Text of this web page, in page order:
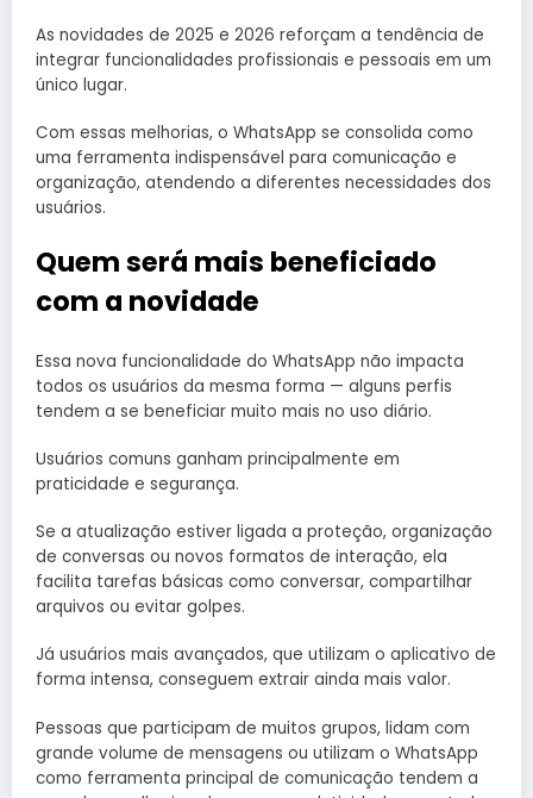
As novidades de 2025 e 2026 reforçam a tendência de
integrar funcionalidades profissionais e pessoais em um
único lugar.
Com essas melhorias, o WhatsApp se consolida como
uma ferramenta indispensável para comunicação e
organização, atendendo a diferentes necessidades dos
usuários.
Quem será mais beneficiado
com a novidade
Essa nova funcionalidade do WhatsApp não impacta
todos os usuários da mesma forma — alguns perfis
tendem a se beneficiar muito mais no uso diário.
Usuários comuns ganham principalmente em
praticidade e segurança.
Se a atualização estiver ligada a proteção, organização
de conversas ou novos formatos de interação, ela
facilita tarefas básicas como conversar, compartilhar
arquivos ou evitar golpes.
Já usuários mais avançados, que utilizam o aplicativo de
forma intensa, conseguem extrair ainda mais valor.
Pessoas que participam de muitos grupos, lidam com
grande volume de mensagens ou utilizam o WhatsApp
como ferramenta principal de comunicação tendem a